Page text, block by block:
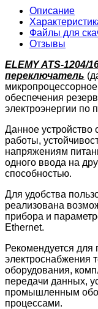
Описание
Файлы для
Отзывы
ELEMY ATS-
переключатель
обеспечения
электроэнергии по
Данное устройство
работы,
напряжениям
одного ввода на
способностью.
Для удобства
реализована
прибора и
Ethernet.
Рекомендуется
электроснабжения
оборудования,
передачи данных,
промышленным
процессами.